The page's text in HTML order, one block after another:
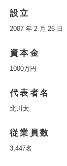
設立
2007 年 2 月 26 日
資本金
1000万円
代表者名
北川太
従業員数
3,447名